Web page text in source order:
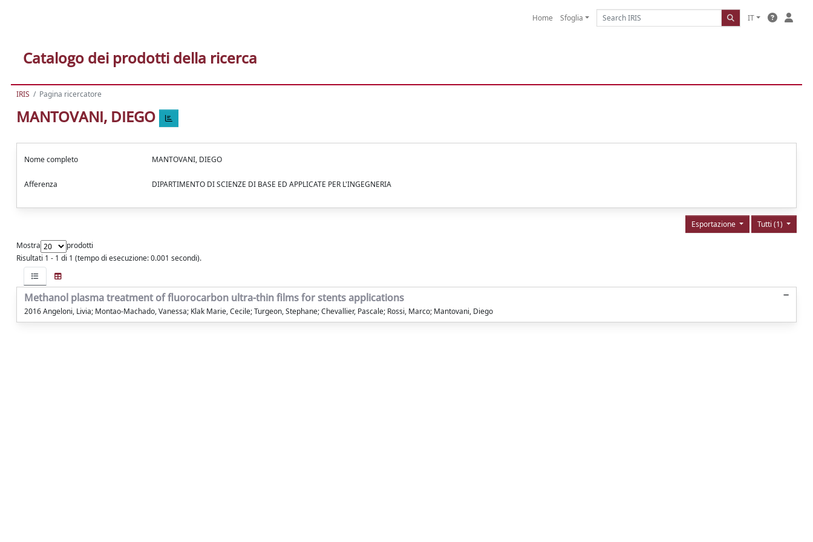
Home Sfoglia IT
Catalogo dei prodotti della ricerca
IRIS Pagina ricercatore
MANTOVANI, DIEGO
Nome completo MANTOVANI, DIEGO
Afferenza DIPARTIMENTO DI SCIENZE DI BASE ED APPLICATE PER L'INGEGNERIA
Tutti (1)
Esportazione
Mostra
prodotti
Risultati 1 - 1 di 1 (tempo di esecuzione: 0.001 secondi).
Methanol plasma treatment of fluorocarbon ultra-thin films for stents applications
2016 Angeloni, Livia; Montao-Machado, Vanessa; Klak Marie, Cecile; Turgeon, Stephane; Chevallier, Pascale; Rossi, Marco; Mantovani, Diego